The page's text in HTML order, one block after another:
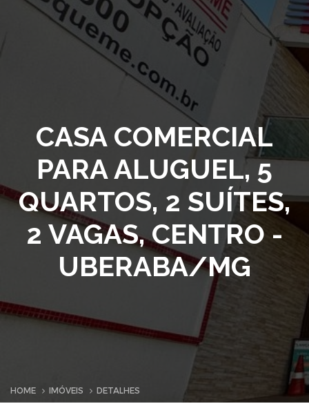
CASA COMERCIAL
PARA ALUGUEL, 5
QUARTOS, 2 SUÍTES,
2 VAGAS, CENTRO -
UBERABA/MG
HOME IMÓVEIS DETALHES